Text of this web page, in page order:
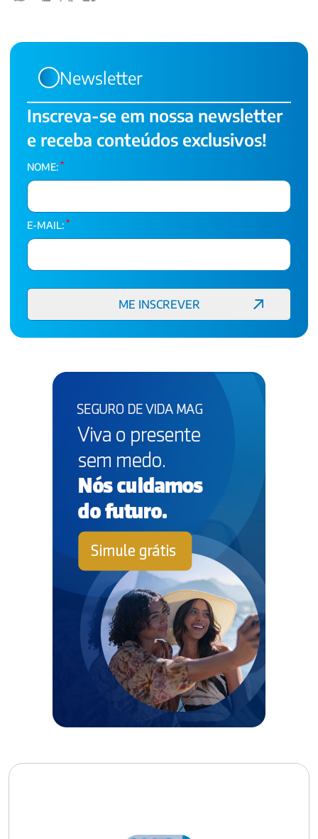
Newsletter
Inscreva-se em nossa newsletter
e receba conteúdos exclusivos!
NOME: *
E-MAIL: *